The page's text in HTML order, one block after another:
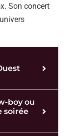
Son concert
boy ou
soirée